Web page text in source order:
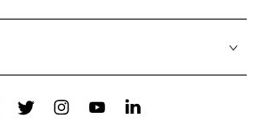
TwitterInstagramYouTubeLinkedIn